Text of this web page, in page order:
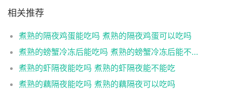
相关推荐
煮熟的隔夜鸡蛋能吃吗 煮熟的隔夜鸡蛋可以吃吗
煮熟的螃蟹冷冻后能吃吗 煮熟的螃蟹冷冻后能不能吃
煮熟的虾隔夜能吃吗 煮熟的虾隔夜能不能吃
煮熟的藕隔夜能吃吗 煮熟的藕隔夜可以吃吗